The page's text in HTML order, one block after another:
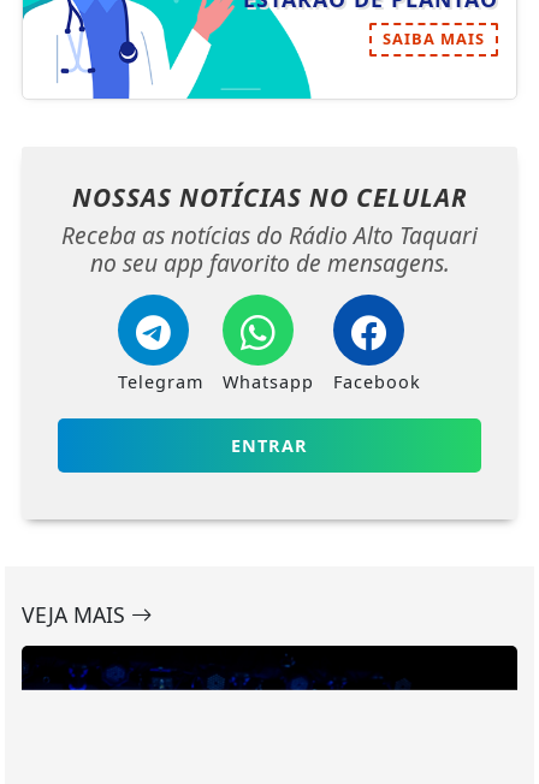
SAIBA MAIS
NOSSAS NOTÍCIAS NO CELULAR
Receba as notícias do Rádio Alto Taquari
no seu app favorito de mensagens.
Telegram Whatsapp Facebook
ENTRAR
VEJA MAIS